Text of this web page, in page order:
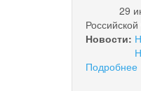
29 июня
Новости:
Подробнее